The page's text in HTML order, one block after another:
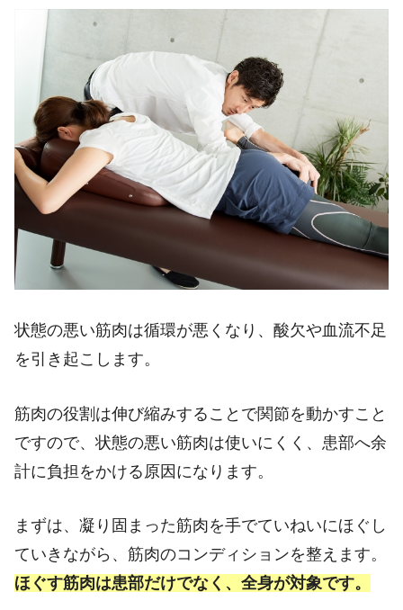
状態の悪い筋肉は循環が悪くなり、酸欠や血流不足
を引き起こします。
筋肉の役割は伸び縮みすることで関節を動かすこと
ですので、状態の悪い筋肉は使いにくく、患部へ余
計に負担をかける原因になります。
まずは、凝り固まった筋肉を手でていねいにほぐし
ていきながら、筋肉のコンディションを整えます。
ほぐす筋肉は患部だけでなく、全身が対象です。